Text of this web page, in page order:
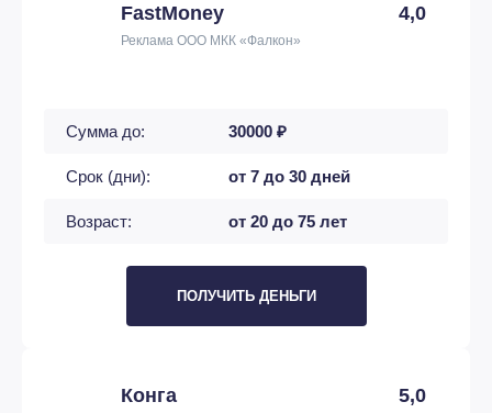
FastMoney 4,0
Реклама ООО МКК «Фалкон»
Сумма до: 30000 ₽
Срок (дни): от 7 до 30 дней
Возраст: от 20 до 75 лет
ПОЛУЧИТЬ ДЕНЬГИ
Конга 5,0